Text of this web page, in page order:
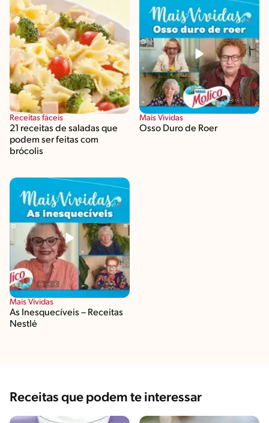
Receitas fáceis
21 receitas de saladas que
podem ser feitas com
brócolis
Mais Vividas
Osso Duro de Roer
Mais Vividas
As Inesquecíveis – Receitas
Nestlé
Receitas que podem te interessar